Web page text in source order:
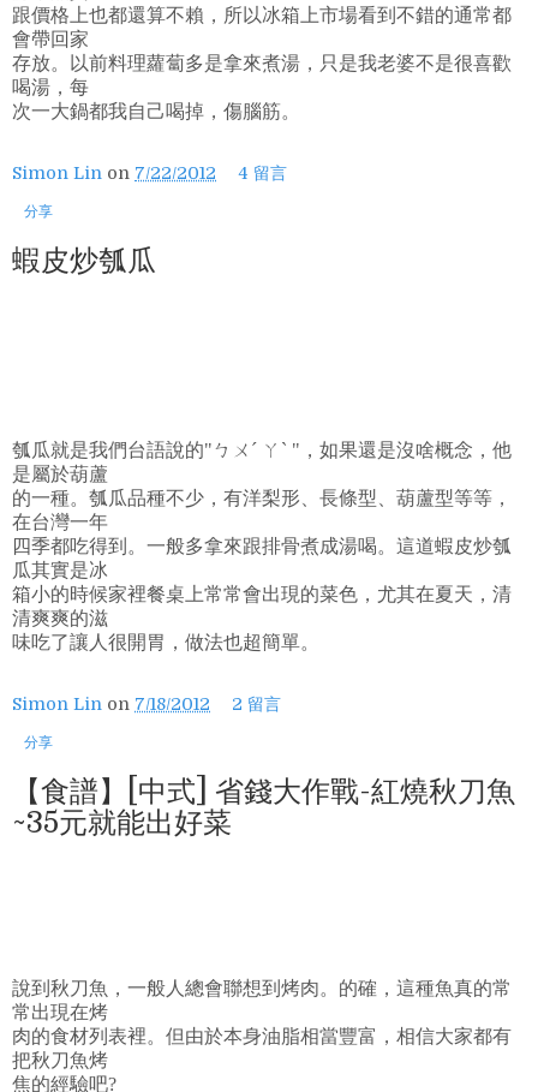
跟價格上也都還算不賴，所以冰箱上市場看到不錯的通常都
會帶回家
存放。以前料理蘿蔔多是拿來煮湯，只是我老婆不是很喜歡
喝湯，每
次一大鍋都我自己喝掉，傷腦筋。
Simon Lin on 7/22/2012 4 留言
分享
蝦皮炒瓠瓜
瓠瓜就是我們台語說的"ㄅㄨˊ ㄚˋ "，如果還是沒啥概念，他
是屬於葫蘆
的一種。瓠瓜品種不少，有洋梨形、長條型、葫蘆型等等，
在台灣一年
四季都吃得到。一般多拿來跟排骨煮成湯喝。這道蝦皮炒瓠
瓜其實是冰
箱小的時候家裡餐桌上常常會出現的菜色，尤其在夏天，清
清爽爽的滋
味吃了讓人很開胃，做法也超簡單。
Simon Lin on 7/18/2012 2 留言
分享
【食譜】[中式] 省錢大作戰-紅燒秋刀魚
~35元就能出好菜
說到秋刀魚，一般人總會聯想到烤肉。的確，這種魚真的常
常出現在烤
肉的食材列表裡。但由於本身油脂相當豐富，相信大家都有
把秋刀魚烤
焦的經驗吧?